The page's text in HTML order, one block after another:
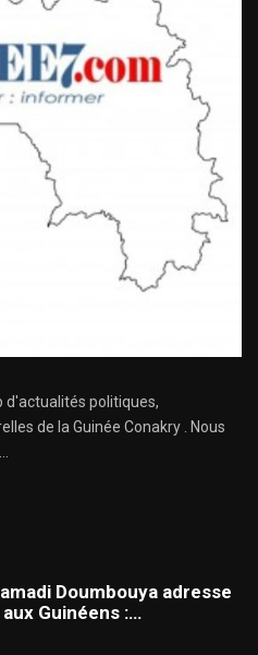
d'actualités politiques,
de la Guinée Conakry . Nous
Doumbouya adresse
Guinéens :…